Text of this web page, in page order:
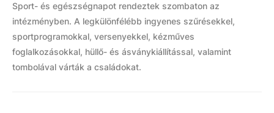
Sport- és egészségnapot rendeztek szombaton az
intézményben. A legkülönfélébb ingyenes szűrésekkel,
sportprogramokkal, versenyekkel, kézműves
foglalkozásokkal, hüllő- és ásványkiállítással, valamint
tombolával várták a családokat.